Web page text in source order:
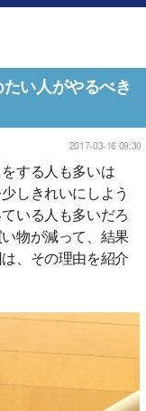
い人がやるべき
2017-03-16 09:30
する人も多いは
しきれいにしよう
いる人も多いだろ
物が減って、結果
、その理由を紹介